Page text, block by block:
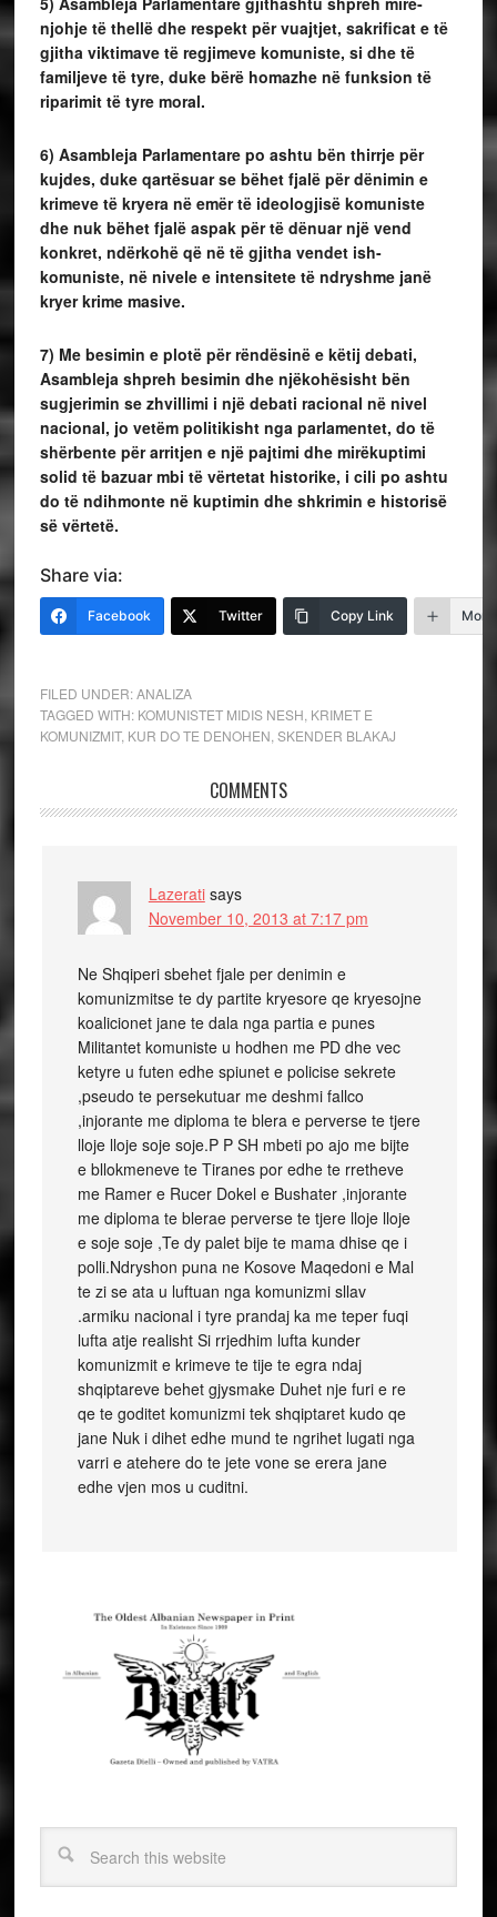
njohje të thellë dhe respekt për vuajtjet, sakrificat e të
gjitha viktimave të regjimeve komuniste, si dhe të
familjeve të tyre, duke bërë homazhe në funksion të
riparimit të tyre moral.
6) Asambleja Parlamentare po ashtu bën thirrje për
kujdes, duke qartësuar se bëhet fjalë për dënimin e
krimeve të kryera në emër të ideologjisë komuniste
dhe nuk bëhet fjalë aspak për të dënuar një vend
konkret, ndërkohë që në të gjitha vendet ish-
komuniste, në nivele e intensitete të ndryshme janë
kryer krime masive.
7) Me besimin e plotë për rëndësinë e këtij debati,
Asambleja shpreh besimin dhe njëkohësisht bën
sugjerimin se zhvillimi i një debati racional në nivel
nacional, jo vetëm politikisht nga parlamentet, do të
shërbente për arritjen e një pajtimi dhe mirëkuptimi
solid të bazuar mbi të vërtetat historike, i cili po ashtu
do të ndihmonte në kuptimin dhe shkrimin e historisë
së vërtetë.
Share via:
Facebook Twitter Copy Link More
FILED UNDER:ANALIZA
TAGGED WITH: KOMUNISTET MIDIS NESH KRIMET E
KOMUNIZMIT, KUR DO TE DENOHEN SKENDER BLAKAJ
COMMENTS
Lazerati says
November 10, 2013 at 7:17 pm
Ne Shqiperi sbehet fjale per denimin e
komunizmitse te dy partite kryesore qe kryesojne
koalicionet jane te dala nga partia e punes
Militantet komuniste u hodhen me PD dhe vec
ketyre u futen edhe spiunet e policise sekrete
,pseudo te persekutuar me deshmi fallco
,injorante me diploma te blera e perverse te tjere
lloje lloje soje soje.P P SH mbeti po ajo me bijte
e bllokmeneve te Tiranes por edhe te rretheve
me Ramer e Rucer Dokel e Bushater ,injorante
me diploma te blerae perverse te tjere lloje lloje
e soje soje ,Te dy palet bije te mama dhise qe i
polli.Ndryshon puna ne Kosove Maqedoni e Mal
te zi se ata u luftuan nga komunizmi sllav
.armiku nacional i tyre prandaj ka me teper fuqi
lufta atje realisht Si rrjedhim lufta kunder
komunizmit e krimeve te tije te egra ndaj
shqiptareve behet gjysmake Duhet nje furi e re
qe te goditet komunizmi tek shqiptaret kudo qe
jane Nuk i dihet edhe mund te ngrihet lugati nga
varri e atehere do te jete vone se erera jane
edhe vjen mos u cuditni.